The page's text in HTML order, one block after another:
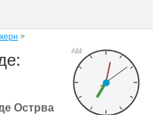
>
AM
Острва